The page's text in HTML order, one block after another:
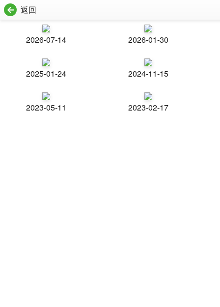
返回
2026-07-14 2026-01-30
2025-01-24 2024-11-15
2023-05-11 2023-02-17